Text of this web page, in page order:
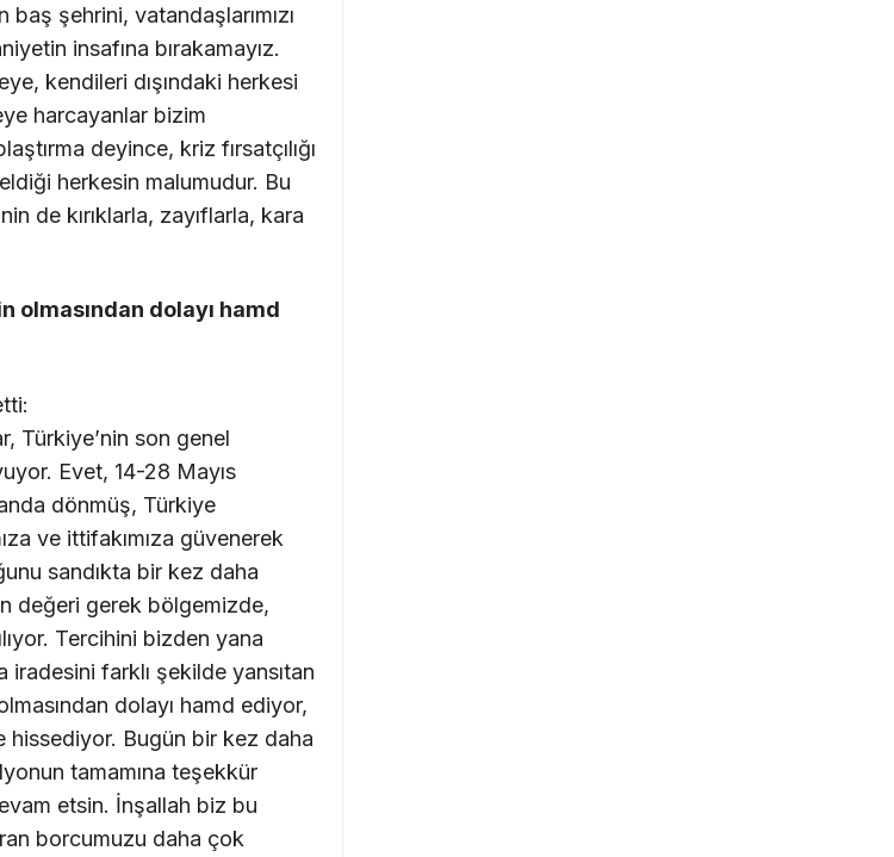
şehrini, vatandaşlarımızı
insafına bırakamayız.
kendileri dışındaki herkesi
harcayanlar bizim
deyince, kriz fırsatçılığı
herkesin malumudur. Bu
de kırıklarla, zayıflarla, kara
olmasından dolayı hamd
Türkiye’nin son genel
Evet, 14-28 Mayıs
dönmüş, Türkiye
ve ittifakımıza güvenerek
sandıkta bir kez daha
değeri gerek bölgemizde,
Tercihini bizden yana
iradesini farklı şekilde yansıtan
dolayı hamd ediyor,
hissediyor. Bugün bir kez daha
tamamına teşekkür
etsin. İnşallah biz bu
borcumuzu daha çok